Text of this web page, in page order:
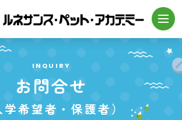
INQUIRY
お問合せ
学希望者・保護者）